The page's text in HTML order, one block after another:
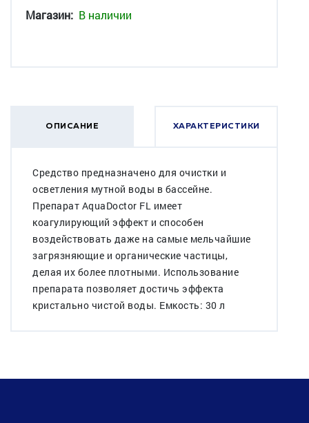
Магазин: В наличии
ОПИСАНИЕ ХАРАКТЕРИСТИКИ
Средство предназначено для очистки и
осветления мутной воды в бассейне.
Препарат AquaDoctor FL имеет
коагулирующий эффект и способен
воздействовать даже на самые мельчайшие
загрязняющие и органические частицы,
делая их более плотными. Использование
препарата позволяет достичь эффекта
кристально чистой воды. Емкость: 30 л